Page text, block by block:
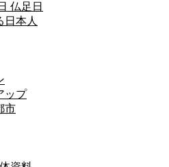
仏足日
日本人
ップ
市